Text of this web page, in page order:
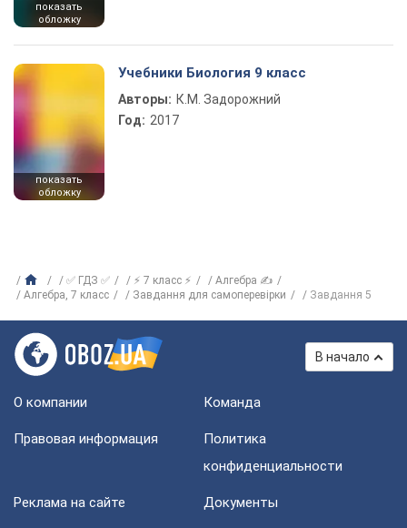
показать
обложку
показать
обложку
Учебники Биология 9 класс
Авторы: К.М. Задорожний
Год: 2017
✅ ГДЗ ✅ ⚡ 7 класс ⚡
Алгебра ✍
Алгебра, 7 класс
Завдання для самоперевiрки Завдання 5
В начало
О компании Команда
Правовая информация
Политика
конфиденциальности
Реклама на сайте Документы